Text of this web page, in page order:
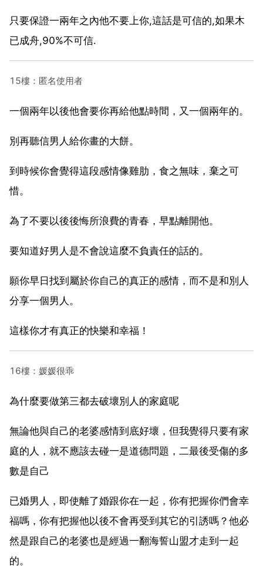
只要保證一兩年之內他不要上你,這話是可信的,如果木
已成舟,90%不可信.
15樓：匿名使用者
一個兩年以後他會要你再給他點時間，又一個兩年的。
別再聽信男人給你畫的大餅。
到時候你會覺得這段感情像雞肋，食之無味，棄之可
惜。
為了不要以後後悔所浪費的青春，早點離開他。
要知道好男人是不會說這麼不負責任的話的。
願你早日找到屬於你自己的真正的感情，而不是和別人
分享一個男人。
這樣你才有真正的快樂和幸福！
16樓：媛媛很乖
為什麼要做第三都去破壞別人的家庭呢
無論他與自己的老婆感情到底好壞，但我覺得只要有家
庭的人，就不應該去碰一是道德問題，二最後受傷的多
數是自己
已婚男人，即使離了婚跟你在一起，你有把握你們會幸
福嗎，你有把握他以後不會再受到其它的引誘嗎？他必
然是跟自己的老婆也是經過一翻海誓山盟才走到一起
的。